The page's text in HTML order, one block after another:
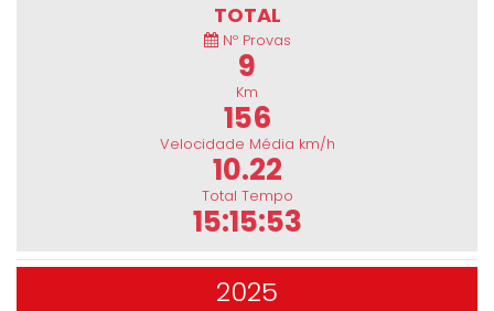
TOTAL
Nº Provas
9
Km
156
Velocidade Média km/h
10.22
Total Tempo
15:15:53
2025